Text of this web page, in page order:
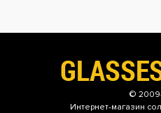
©
Интернет-магазин